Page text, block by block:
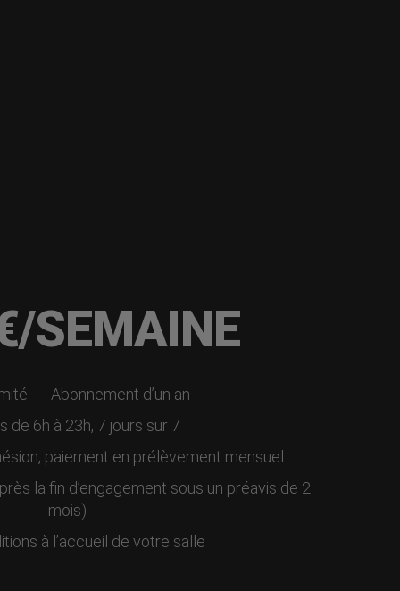
SEMAINE
- Abonnement d’un an
de 6h à 23h, 7 jours sur 7
paiement en prélèvement mensuel
la fin d’engagement sous un préavis de 2
mois)
à l’accueil de votre salle